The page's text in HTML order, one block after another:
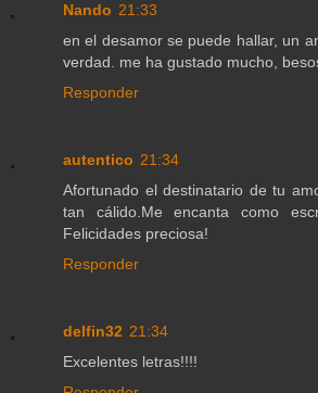
Nando 21:33
en el desamor se puede hallar, un
verdad. me ha gustado mucho,
Responder
autentico 21:34
Afortunado el destinatario de tu
tan cálido.Me encanta como
Felicidades preciosa!
Responder
delfin32 21:34
Excelentes letras!!!!